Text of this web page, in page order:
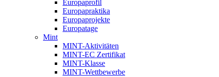
Europaprofil
Europapraktika
Europaprojekte
Europatage
Mint
MINT-Aktivitäten
MINT-EC Zertifikat
MINT-Klasse
MINT-Wettbewerbe